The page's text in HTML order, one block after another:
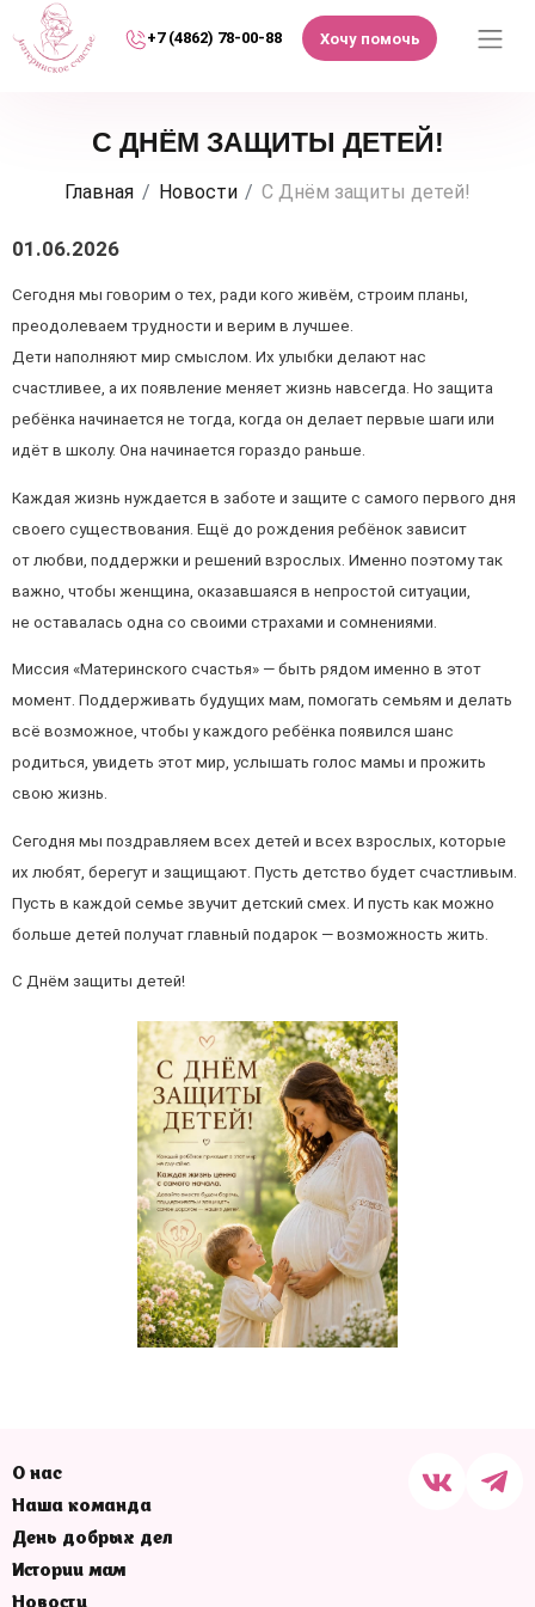
+7 (4862) 78-00-88 Хочу помочь
С ДНЁМ ЗАЩИТЫ ДЕТЕЙ!
Главная Новости С Днём защиты детей!
01.06.2026
Сегодня мы говорим о тех, ради кого живём, строим планы,
преодолеваем трудности и верим в лучшее.
Дети наполняют мир смыслом. Их улыбки делают нас
счастливее, а их появление меняет жизнь навсегда. Но защита
ребёнка начинается не тогда, когда он делает первые шаги или
идёт в школу. Она начинается гораздо раньше.
Каждая жизнь нуждается в заботе и защите с самого первого дня
своего существования. Ещё до рождения ребёнок зависит
от любви, поддержки и решений взрослых. Именно поэтому так
важно, чтобы женщина, оказавшаяся в непростой ситуации,
не оставалась одна со своими страхами и сомнениями.
Миссия «Материнского счастья» — быть рядом именно в этот
момент. Поддерживать будущих мам, помогать семьям и делать
всё возможное, чтобы у каждого ребёнка появился шанс
родиться, увидеть этот мир, услышать голос мамы и прожить
свою жизнь.
Сегодня мы поздравляем всех детей и всех взрослых, которые
их любят, берегут и защищают. Пусть детство будет счастливым.
Пусть в каждой семье звучит детский смех. И пусть как можно
больше детей получат главный подарок — возможность жить.
С Днём защиты детей!
О нас
Наша команда
День добрых дел
Истории мам
Новости